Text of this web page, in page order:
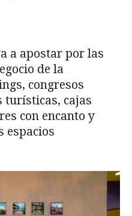
a apostar por las
de la
congresos
turísticas, cajas
con encanto y
espacios